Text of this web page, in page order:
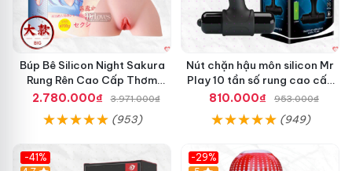
Búp Bê Silicon Night Sakura
Rung Rên Cao Cấp Thơm
Mượt
2.780.000₫ 3.971.000₫
(953)
Nút chặn hậu môn silicon Mr
Play 10 tần số rung cao cấp
tăng khoái cảm
810.000₫ 953.000₫
(949)
-41%
-29%